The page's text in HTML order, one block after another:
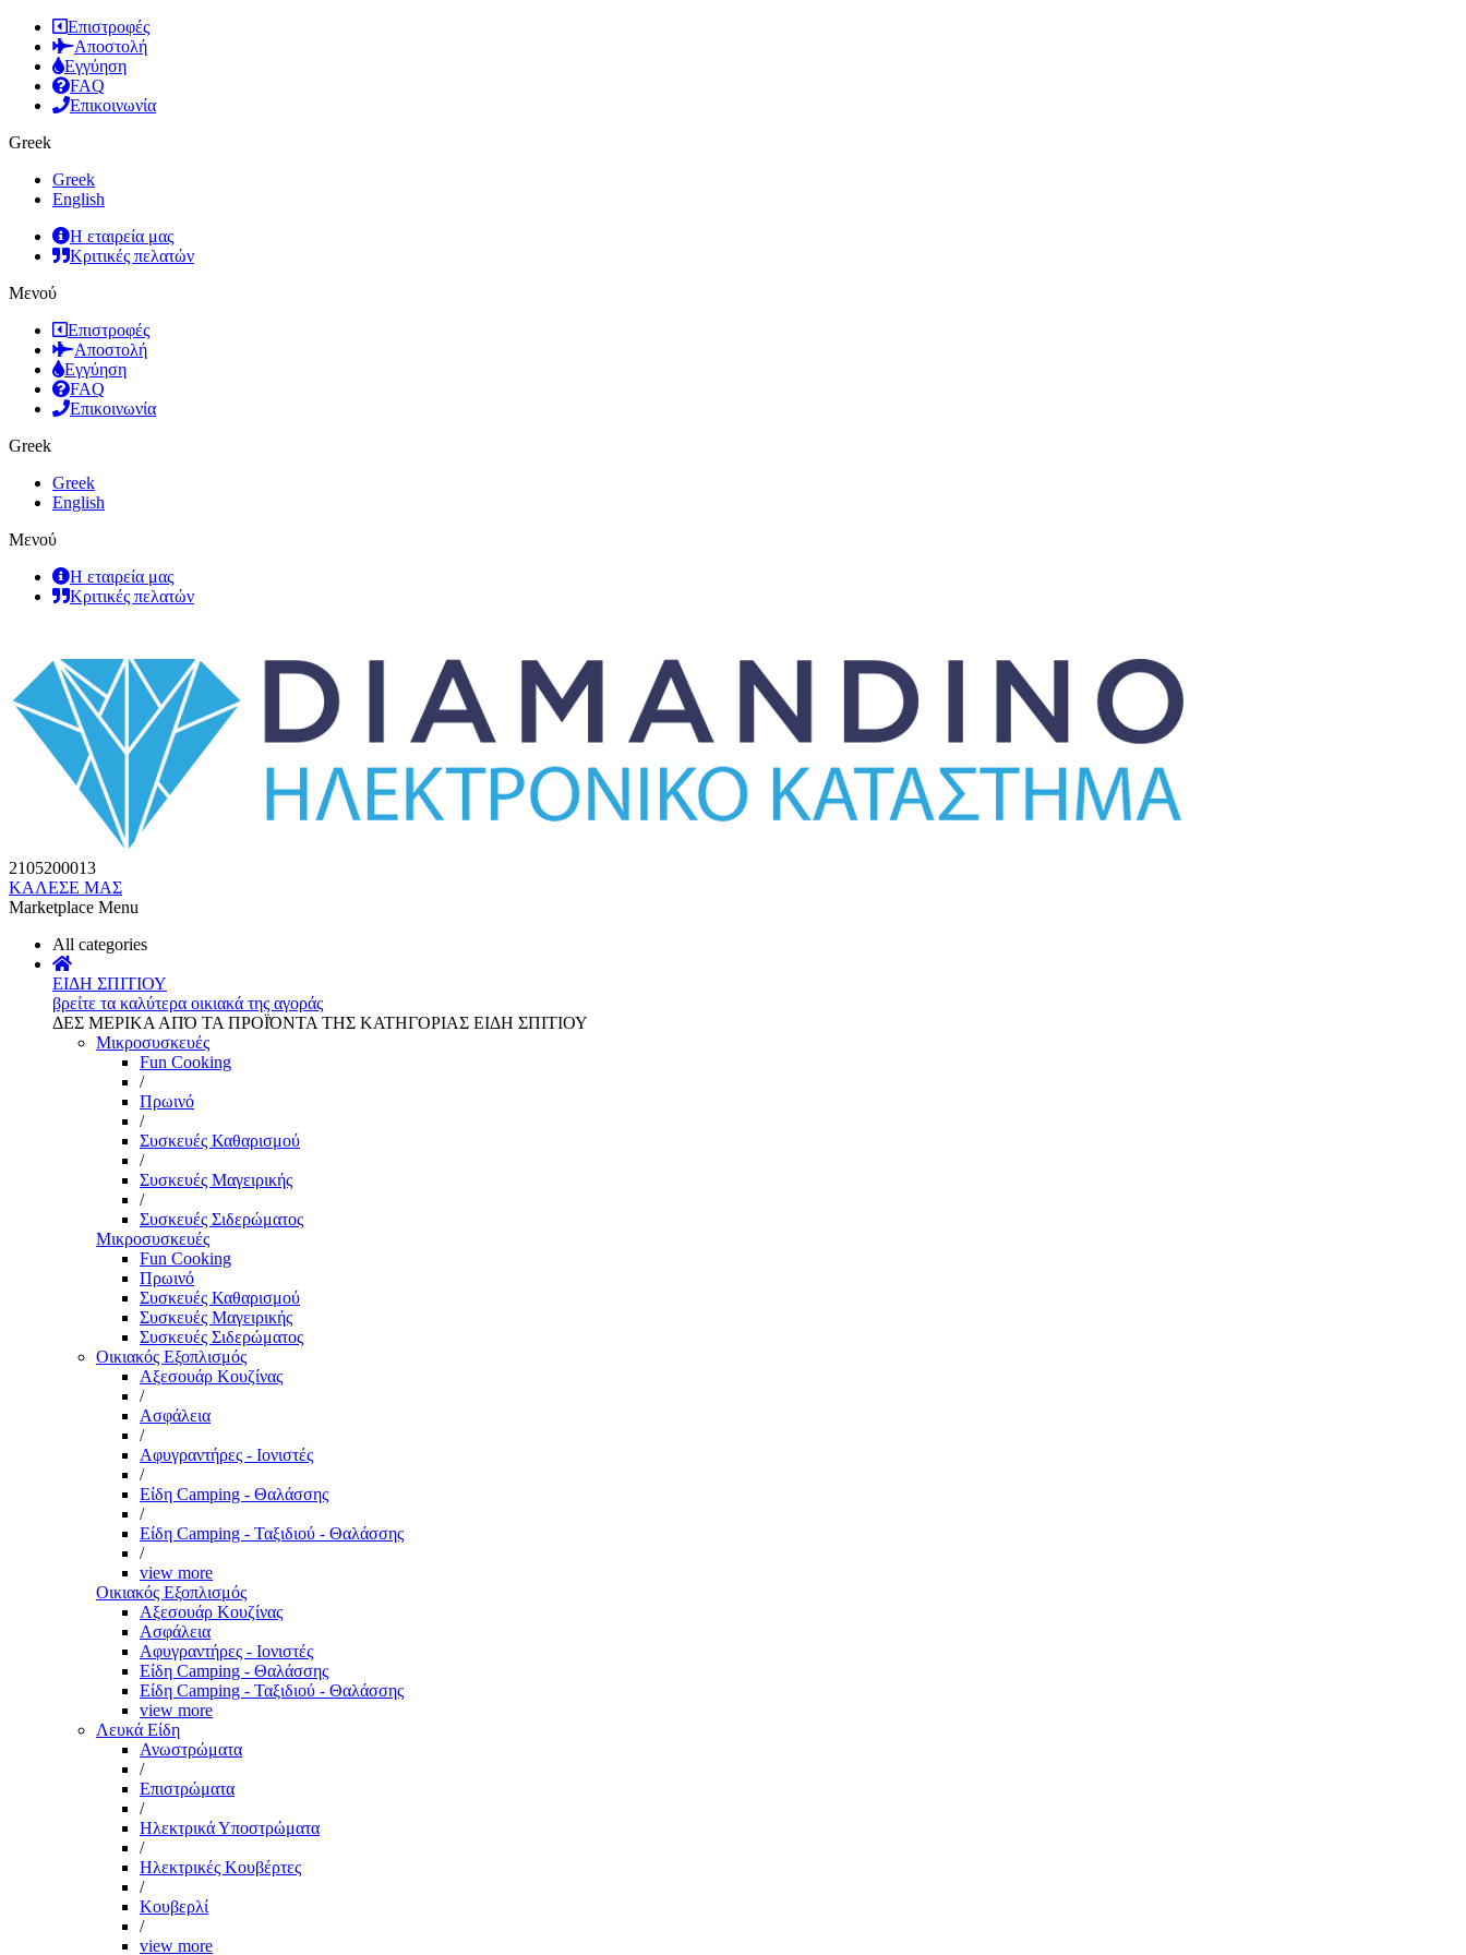
Επιστροφές
Αποστολή
Εγγύηση
FAQ
Επικοινωνία
Greek
Greek
English
Η εταιρεία μας
Κριτικές πελατών
Μενού
Επιστροφές
Αποστολή
Εγγύηση
FAQ
Επικοινωνία
Greek
Greek
English
Μενού
Η εταιρεία μας
Κριτικές πελατών
2105200013
ΚΑΛΕΣΕ ΜΑΣ
Marketplace Menu
All categories
ΕΙΔΗ ΣΠΙΤΙΟΥ
βρείτε τα καλύτερα οικιακά της αγοράς
ΔΕΣ ΜΕΡΙΚΑ ΑΠΌ ΤΑ ΠΡΟΪΌΝΤΑ ΤΗΣ ΚΑΤΗΓΟΡΙΑΣ ΕΙΔΗ ΣΠΙΤΙΟΥ
Μικροσυσκευές
Fun Cooking
/
Πρωινό
/
Συσκευές Καθαρισμού
/
Συσκευές Μαγειρικής
/
Συσκευές Σιδερώματος
Μικροσυσκευές
Fun Cooking
Πρωινό
Συσκευές Καθαρισμού
Συσκευές Μαγειρικής
Συσκευές Σιδερώματος
Οικιακός Εξοπλισμός
Αξεσουάρ Κουζίνας
/
Ασφάλεια
/
Αφυγραντήρες - Ιονιστές
/
Είδη Camping - Θαλάσσης
/
Είδη Camping - Ταξιδιού - Θαλάσσης
/
view more
Οικιακός Εξοπλισμός
Αξεσουάρ Κουζίνας
Ασφάλεια
Αφυγραντήρες - Ιονιστές
Είδη Camping - Θαλάσσης
Είδη Camping - Ταξιδιού - Θαλάσσης
view more
Λευκά Είδη
Ανωστρώματα
/
Επιστρώματα
/
Ηλεκτρικά Υποστρώματα
/
Ηλεκτρικές Κουβέρτες
/
Κουβερλί
/
view more